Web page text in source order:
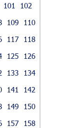
101
102
109
110
117
118
125
126
133
134
141
142
149
150
157
158